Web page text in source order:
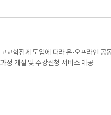
고교학점제 도입에 따라 온·오프라인 공
과정 개설 및 수강신청 서비스 제공